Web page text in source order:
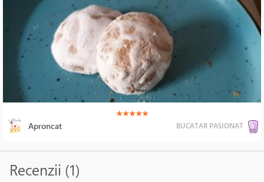
(*)
★(*)
★(*)
★(*)
★(*)
★
Aproncat BUCATAR PASIONAT
Recenzii (1)